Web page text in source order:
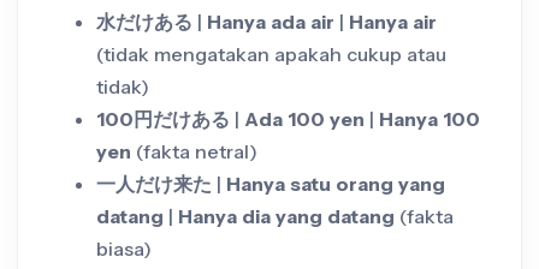
水だけある | Hanya ada air | Hanya air
(tidak mengatakan apakah cukup atau
tidak)
100円だけある | Ada 100 yen | Hanya 100
yen (fakta netral)
一人だけ来た | Hanya satu orang yang
datang | Hanya dia yang datang (fakta
biasa)